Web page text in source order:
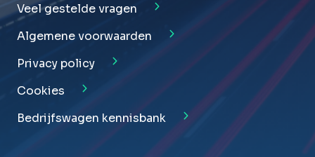
Veel gestelde vragen
Algemene voorwaarden
Privacy policy
Cookies
Bedrijfswagen kennisbank